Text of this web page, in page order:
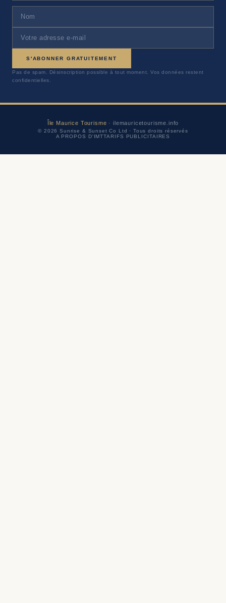
S'ABONNER GRATUITEMENT
Pas de spam. Désinscription possible à tout moment. Vos données restent
confidentielles.
Île Maurice Tourisme · ilemauricetourisme.info
© 2026 Sunrise & Sunset Co Ltd · Tous droits réservés
A PROPOS D'IMTTARIFS PUBLICITAIRES